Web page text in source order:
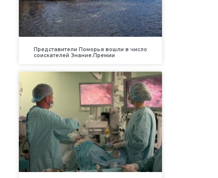
Представители Поморья вошли в число
соискателей Знание.Премии